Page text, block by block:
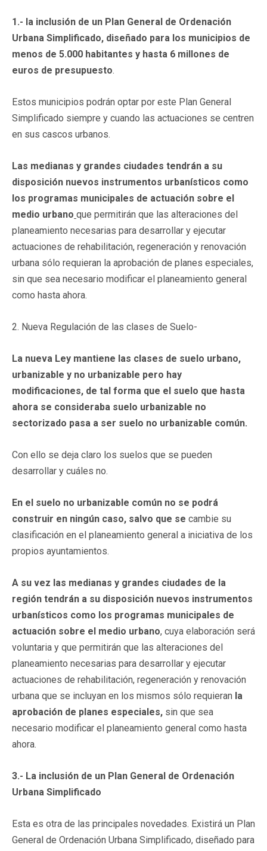
1.- la inclusión de un Plan General de Ordenación
Urbana Simplificado, diseñado para los municipios de
menos de 5.000 habitantes y hasta 6 millones de
euros de presupuesto.
Estos municipios podrán optar por este Plan General
Simplificado siempre y cuando las actuaciones se centren
en sus cascos urbanos.
Las medianas y grandes ciudades tendrán a su
disposición nuevos instrumentos urbanísticos como
los programas municipales de actuación sobre el
medio urbano que permitirán que las alteraciones del
planeamiento necesarias para desarrollar y ejecutar
actuaciones de rehabilitación, regeneración y renovación
urbana sólo requieran la aprobación de planes especiales,
sin que sea necesario modificar el planeamiento general
como hasta ahora.
2. Nueva Regulación de las clases de Suelo-
La nueva Ley mantiene las clases de suelo urbano,
urbanizable y no urbanizable pero hay
modificaciones, de tal forma que el suelo que hasta
ahora se consideraba suelo urbanizable no
sectorizado pasa a ser suelo no urbanizable común.
Con ello se deja claro los suelos que se pueden
desarrollar y cuáles no.
En el suelo no urbanizable común no se podrá
construir en ningún caso, salvo que se cambie su
clasificación en el planeamiento general a iniciativa de los
propios ayuntamientos.
A su vez las medianas y grandes ciudades de la
región tendrán a su disposición nuevos instrumentos
urbanísticos como los programas municipales de
actuación sobre el medio urbano, cuya elaboración será
voluntaria y que permitirán que las alteraciones del
planeamiento necesarias para desarrollar y ejecutar
actuaciones de rehabilitación, regeneración y renovación
urbana que se incluyan en los mismos sólo requieran la
aprobación de planes especiales, sin que sea
necesario modificar el planeamiento general como hasta
ahora.
3.- La inclusión de un Plan General de Ordenación
Urbana Simplificado
Esta es otra de las principales novedades. Existirá un Plan
General de Ordenación Urbana Simplificado, diseñado para